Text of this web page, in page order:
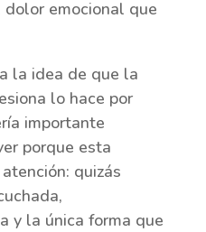
emocional que
la idea de que la
lo hace por
importante
porque esta
quizás
y la única forma que